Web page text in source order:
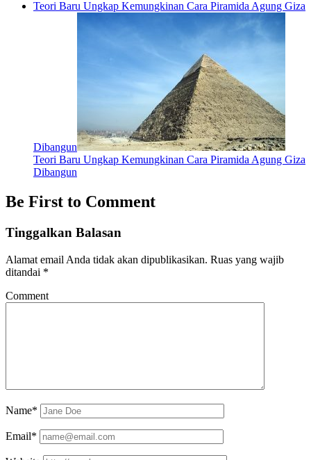
Teori Baru Ungkap Kemungkinan Cara Piramida Agung Giza
Dibangun
Teori Baru Ungkap Kemungkinan Cara Piramida Agung Giza
Dibangun
Be First to Comment
Tinggalkan Balasan
Alamat email Anda tidak akan dipublikasikan. Ruas yang wajib
ditandai *
Comment
Name*
Email*